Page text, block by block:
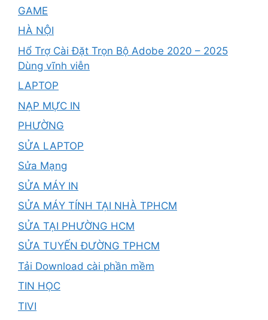
GAME
HÀ NỘI
Hổ Trợ Cài Đặt Trọn Bộ Adobe 2020 – 2025
Dùng vĩnh viễn
LAPTOP
NẠP MỰC IN
PHƯỜNG
SỬA LAPTOP
Sửa Mạng
SỬA MÁY IN
SỬA MÁY TÍNH TẠI NHÀ TPHCM
SỬA TẠI PHƯỜNG HCM
SỬA TUYẾN ĐƯỜNG TPHCM
Tải Download cài phần mềm
TIN HỌC
TIVI